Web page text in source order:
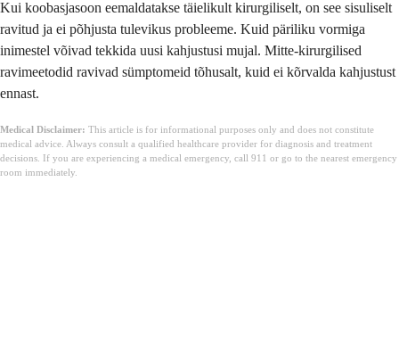
Kui koobasjasoon eemaldatakse täielikult kirurgiliselt, on see sisuliselt
ravitud ja ei põhjusta tulevikus probleeme. Kuid päriliku vormiga
inimestel võivad tekkida uusi kahjustusi mujal. Mitte-kirurgilised
ravimeetodid ravivad sümptomeid tõhusalt, kuid ei kõrvalda kahjustust
ennast.
Medical Disclaimer: This article is for informational purposes only and does not constitute
medical advice. Always consult a qualified healthcare provider for diagnosis and treatment
decisions. If you are experiencing a medical emergency, call 911 or go to the nearest emergency
room immediately.